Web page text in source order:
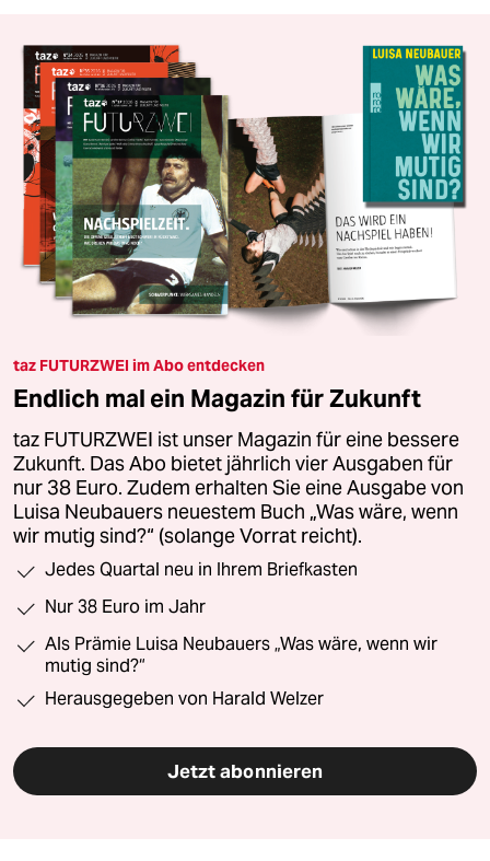
taz FUTURZWEI im Abo entdecken
Endlich mal ein Magazin für Zukunft
taz FUTURZWEI ist unser Magazin für eine bessere
Zukunft. Das Abo bietet jährlich vier Ausgaben für
nur 38 Euro. Zudem erhalten Sie eine Ausgabe von
Luisa Neubauers neuestem Buch „Was wäre, wenn
wir mutig sind?“ (solange Vorrat reicht).
Jedes Quartal neu in Ihrem Briefkasten
Nur 38 Euro im Jahr
Als Prämie Luisa Neubauers „Was wäre, wenn wir
mutig sind?“
Herausgegeben von Harald Welzer
Jetzt abonnieren